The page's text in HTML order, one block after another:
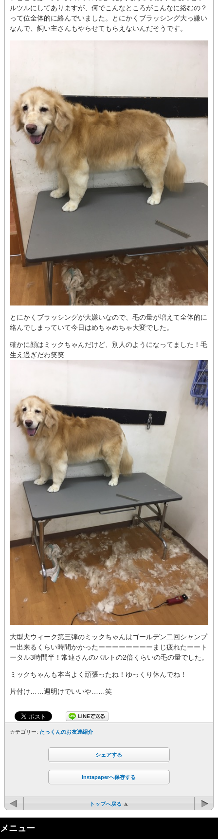
ルツルにしてありますが、何でこんなところがこんなに絡むの？
って位全体的に絡んでいました。とにかくブラッシング大っ嫌い
なんで、飼い主さんもやらせてもらえないんだそうです。
とにかくブラッシングが大嫌いなので、毛の量が増えて全体的に
絡んでしまっていて今日はめちゃめちゃ大変でした。
確かに顔はミックちゃんだけど、別人のようになってました！毛
生え過ぎだわ笑笑
大型犬ウィーク第三弾のミックちゃんはゴールデン二回シャンプ
ー出来るくらい時間かかったーーーーーーーーまじ疲れたーート
ータル3時間半！常連さんのバルトの2倍くらいの毛の量でした。
ミックちゃんも本当よく頑張ったね！ゆっくり休んでね！
片付け……週明けでいいや……笑
カテゴリー: たっくんのお友達紹介
シェアする
Instapaperへ保存する
トップへ戻る
メニュー